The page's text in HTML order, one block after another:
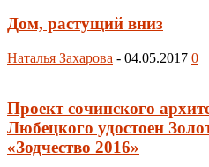
Дом, растущий вниз
Наталья Захарова - 04.05.2017 0
Проект сочинского
Любецкого удостоен
«Зодчество 2016»